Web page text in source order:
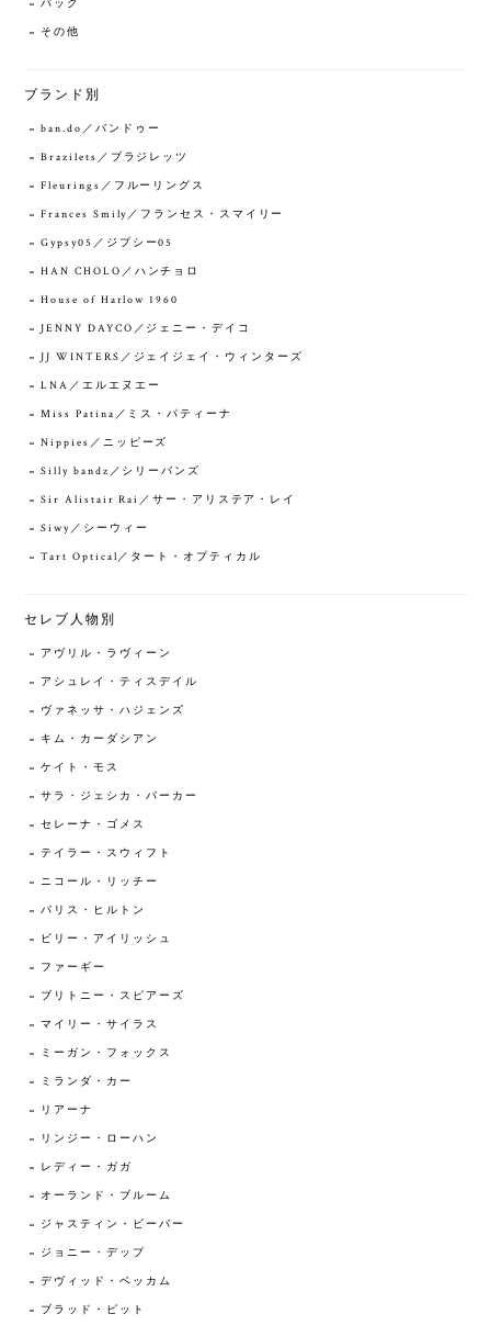
バッグ
その他
ブランド別
ban.do／バンドゥー
Brazilets／ブラジレッツ
Fleurings／フルーリングス
Frances Smily／フランセス・スマイリー
Gypsy05／ジプシー05
HAN CHOLO／ハンチョロ
House of Harlow 1960
JENNY DAYCO／ジェニー・デイコ
JJ WINTERS／ジェイジェイ・ウィンターズ
LNA／エルエヌエー
Miss Patina／ミス・パティーナ
Nippies／ニッピーズ
Silly bandz／シリーバンズ
Sir Alistair Rai／サー・アリステア・レイ
Siwy／シーウィー
Tart Optical／タート・オプティカル
セレブ人物別
アヴリル・ラヴィーン
アシュレイ・ティスデイル
ヴァネッサ・ハジェンズ
キム・カーダシアン
ケイト・モス
サラ・ジェシカ・パーカー
セレーナ・ゴメス
テイラー・スウィフト
ニコール・リッチー
パリス・ヒルトン
ビリー・アイリッシュ
ファーギー
ブリトニー・スピアーズ
マイリー・サイラス
ミーガン・フォックス
ミランダ・カー
リアーナ
リンジー・ローハン
レディー・ガガ
オーランド・ブルーム
ジャスティン・ビーバー
ジョニー・デップ
デヴィッド・ベッカム
ブラッド・ピット